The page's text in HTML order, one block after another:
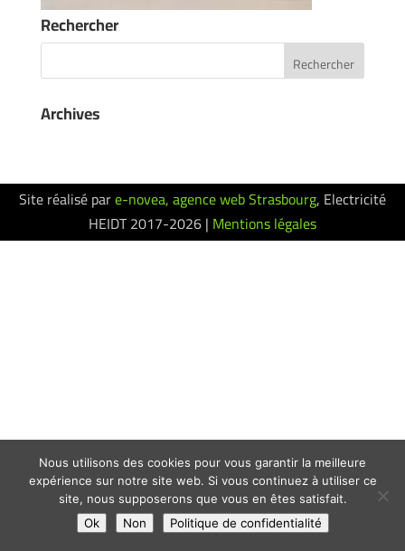
Rechercher
Archives
Site réalisé pare-novea, agence web Strasbourg, Electricité
HEIDT 2017-2026 | Mentions légales
Nous utilisons des cookies pour vous garantir la meilleure
expérience sur notre site web. Si vous continuez à utiliser ce
site, nous supposerons que vous en êtes satisfait.
Ok
Non Politique de confidentialité